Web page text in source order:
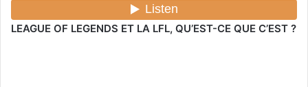
LEAGUE OF LEGENDS ET LA LFL, QU’EST-CE QUE C’EST ?